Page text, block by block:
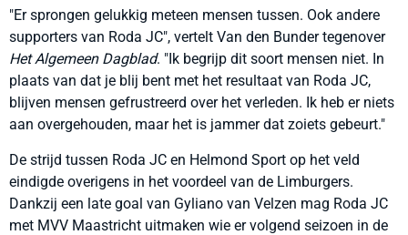
"Er sprongen gelukkig meteen mensen tussen. Ook andere
supporters van Roda JC", vertelt Van den Bunder tegenover
Het Algemeen Dagblad. "Ik begrijp dit soort mensen niet. In
plaats van dat je blij bent met het resultaat van Roda JC,
blijven mensen gefrustreerd over het verleden. Ik heb er niets
aan overgehouden, maar het is jammer dat zoiets gebeurt."
De strijd tussen Roda JC en Helmond Sport op het veld
eindigde overigens in het voordeel van de Limburgers.
Dankzij een late goal van Gyliano van Velzen mag Roda JC
met MVV Maastricht uitmaken wie er volgend seizoen in de